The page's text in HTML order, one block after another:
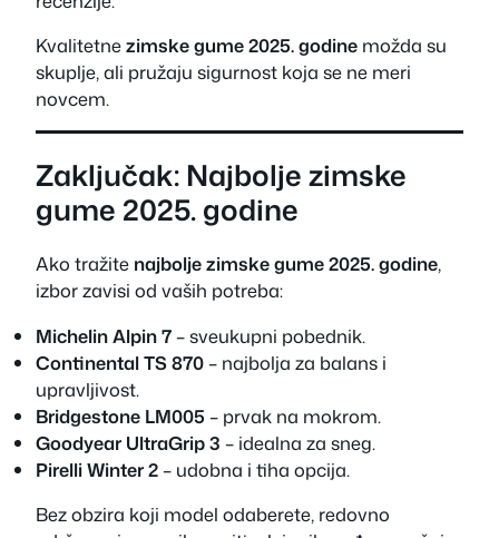
Kvalitetnezimske gume 2025. godine možda su
skuplje, ali pružaju sigurnost koja se ne meri
novcem.
Zaključak: Najbolje zimske
gume 2025. godine
Ako tražite najbolje zimske gume 2025. godine,
izbor zavisi od vaših potreba:
Michelin Alpin 7– sveukupni pobednik.
Continental TS 870– najbolja za balans i
upravljivost.
Bridgestone LM005 – prvak na mokrom.
Goodyear UltraGrip 3 – idealna za sneg.
Pirelli Winter 2– udobna i tiha opcija.
Bez obzira koji model odaberete, redovno